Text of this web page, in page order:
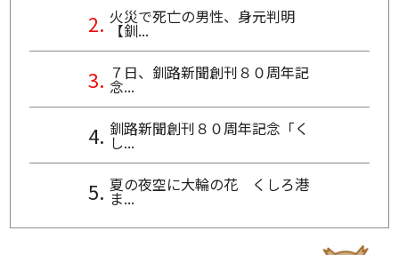
火災で死亡の男性、身元判明
【釧...
７日、釧路新聞創刊８０周年記
念...
釧路新聞創刊８０周年記念「く
し...
夏の夜空に大輪の花 くしろ港
ま...